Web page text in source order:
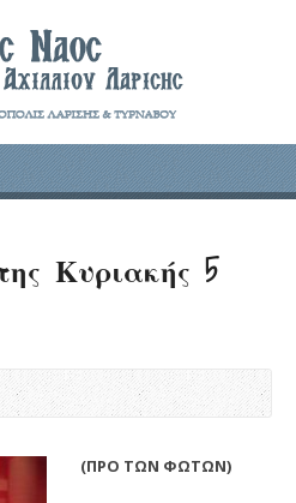
Κυριακής 5
(ΠΡΟ ΤΩΝ ΦΩΤΩΝ)